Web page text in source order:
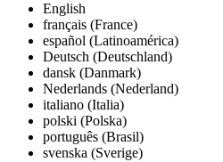
English
français (France)
español (Latinoamérica)
Deutsch (Deutschland)
dansk (Danmark)
Nederlands (Nederland)
italiano (Italia)
polski (Polska)
português (Brasil)
svenska (Sverige)